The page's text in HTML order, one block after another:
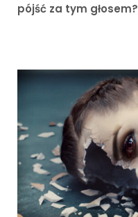
pójść za tym głosem?